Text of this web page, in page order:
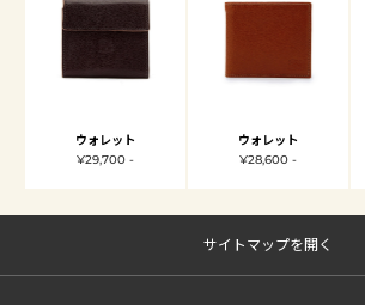
ウォレット
¥29,700 -
ウォレット
¥28,600 -
サイトマップを開く